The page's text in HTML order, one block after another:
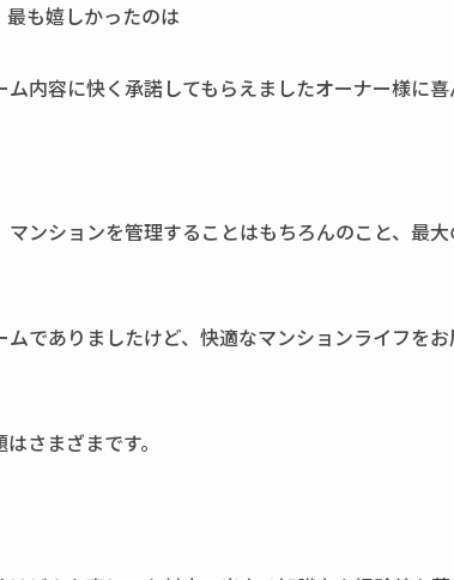
最も嬉しかったのは
内容に快く承諾してもらえましたオーナー様に喜
マンションを管理することはもちろんのこと、最
ムでありましたけど、快適なマンションライフを
さまざまです。